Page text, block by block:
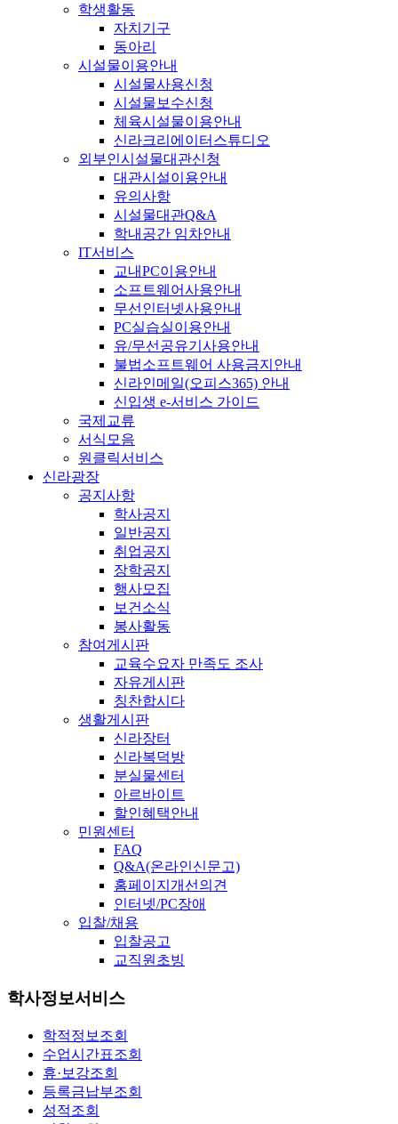
학생활동
자치기구
동아리
시설물이용안내
시설물사용신청
시설물보수신청
체육시설물이용안내
신라크리에이터스튜디오
외부인시설물대관신청
대관시설이용안내
유의사항
시설물대관Q&A
학내공간 임차안내
IT서비스
교내PC이용안내
소프트웨어사용안내
무선인터넷사용안내
PC실습실이용안내
유/무선공유기사용안내
불법소프트웨어 사용금지안내
신라인메일(오피스365) 안내
신입생 e-서비스 가이드
국제교류
서식모음
원클릭서비스
신라광장
공지사항
학사공지
일반공지
취업공지
장학공지
행사모집
보건소식
봉사활동
참여게시판
교육수요자 만족도 조사
자유게시판
칭찬합시다
생활게시판
신라장터
신라복덕방
분실물센터
아르바이트
할인혜택안내
민원센터
FAQ
Q&A(온라인신문고)
홈페이지개선의견
인터넷/PC장애
입찰/채용
입찰공고
교직원초빙
학사정보서비스
학적정보조회
수업시간표조회
휴·보강조회
등록금납부조회
성적조회